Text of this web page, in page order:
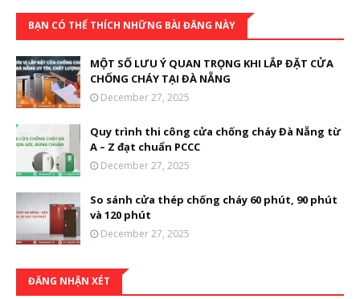
BẠN CÓ THỂ THÍCH NHỮNG BÀI ĐĂNG NÀY
MỘT SỐ LƯU Ý QUAN TRỌNG KHI LẮP ĐẶT CỬA
CHỐNG CHÁY TẠI ĐÀ NẴNG
December 27, 2025
Quy trình thi công cửa chống cháy Đà Nẵng từ
A – Z đạt chuẩn PCCC
December 27, 2025
So sánh cửa thép chống cháy 60 phút, 90 phút
và 120 phút
December 27, 2025
ĐĂNG NHẬN XÉT